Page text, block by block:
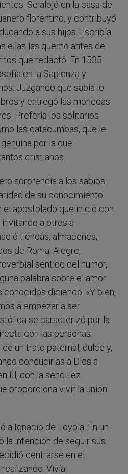
Se alojó en la casa de
florentino, y contribuyó
a sus hijos. Escribía
ellas las quemó antes de
que redactó. En 1535
en la Sapienza y
Juzgando que sabía lo
y entregó las monedas
Prefería los solitarios
las catacumbas, que le
por la que
cristianos.
sorprendía a los sabios
de su conocimiento
apostolado que inició con
a otros a
tiendas, almacenes,
de Roma. Alegre,
sentido del humor,
palabra sobre el amor
conocidos diciendo: «Y bien,
a empezar a ser
se caracterizó por la
con las personas.
un trato paternal, dulce y,
conducirlas a Dios a
Él, con la sencillez
proporciona vivir la unión
a Ignacio de Loyola. En un
la intención de seguir sus
centrarse en el
Vivía